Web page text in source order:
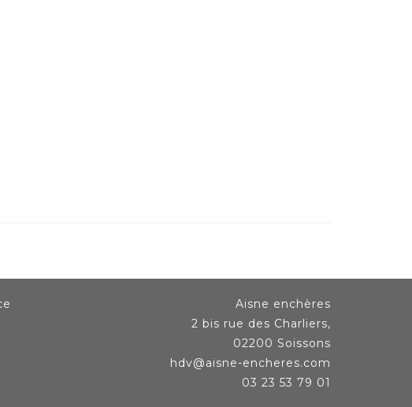
Aisne enchères
2 bis rue des Charliers,
02200 Soissons
hdv@aisne-encheres.com
03 23 53 79 01